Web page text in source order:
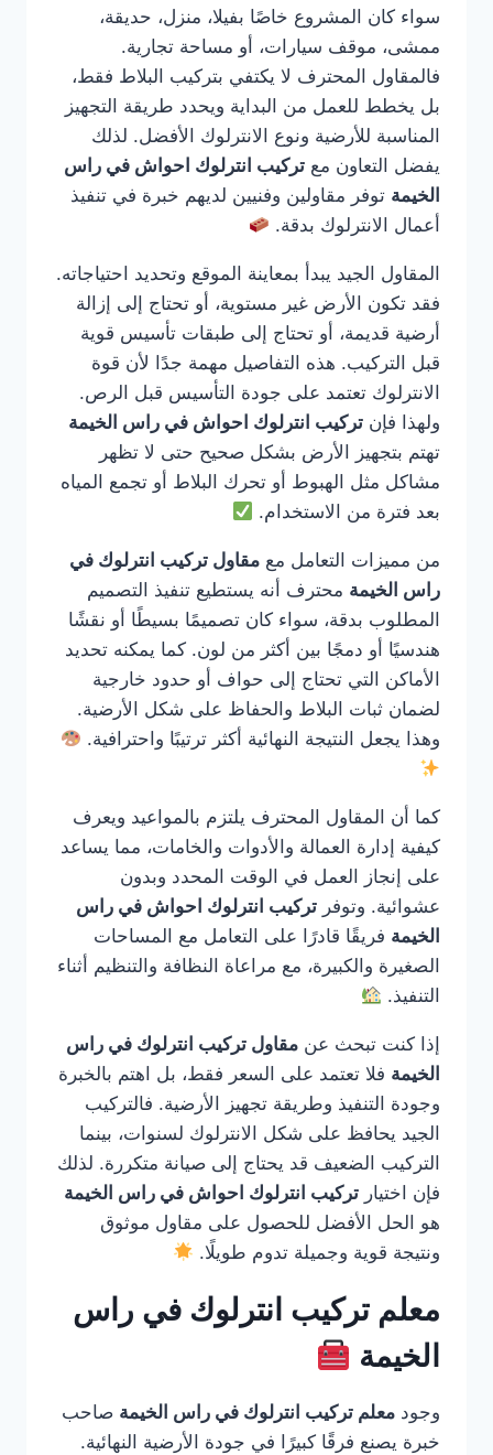
سواء كان المشروع خاصًا بفيلا، منزل، حديقة،
ممشى، موقف سيارات، أو مساحة تجارية.
فالمقاول المحترف لا يكتفي بتركيب البلاط فقط،
بل يخطط للعمل من البداية ويحدد طريقة التجهيز
المناسبة للأرضية ونوع الانترلوك الأفضل. لذلك
يفضل التعاون مع تركيب انترلوك احواش في راس
الخيمة توفر مقاولين وفنيين لديهم خبرة في تنفيذ
أعمال الانترلوك بدقة.
المقاول الجيد يبدأ بمعاينة الموقع وتحديد احتياجاته.
فقد تكون الأرض غير مستوية، أو تحتاج إلى إزالة
أرضية قديمة، أو تحتاج إلى طبقات تأسيس قوية
قبل التركيب. هذه التفاصيل مهمة جدًا لأن قوة
الانترلوك تعتمد على جودة التأسيس قبل الرص.
ولهذا فإن تركيب انترلوك احواش في راس الخيمة
تهتم بتجهيز الأرض بشكل صحيح حتى لا تظهر
مشاكل مثل الهبوط أو تحرك البلاط أو تجمع المياه
بعد فترة من الاستخدام.
من مميزات التعامل مع مقاول تركيب انترلوك في
راس الخيمة محترف أنه يستطيع تنفيذ التصميم
المطلوب بدقة، سواء كان تصميمًا بسيطًا أو نقشًا
هندسيًا أو دمجًا بين أكثر من لون. كما يمكنه تحديد
الأماكن التي تحتاج إلى حواف أو حدود خارجية
لضمان ثبات البلاط والحفاظ على شكل الأرضية.
وهذا يجعل النتيجة النهائية أكثر ترتيبًا واحترافية.
كما أن المقاول المحترف يلتزم بالمواعيد ويعرف
كيفية إدارة العمالة والأدوات والخامات، مما يساعد
على إنجاز العمل في الوقت المحدد وبدون
عشوائية. وتوفر تركيب انترلوك احواش في راس
الخيمة فريقًا قادرًا على التعامل مع المساحات
الصغيرة والكبيرة، مع مراعاة النظافة والتنظيم أثناء
التنفيذ.
إذا كنت تبحث عن مقاول تركيب انترلوك في راس
الخيمة فلا تعتمد على السعر فقط، بل اهتم بالخبرة
وجودة التنفيذ وطريقة تجهيز الأرضية. فالتركيب
الجيد يحافظ على شكل الانترلوك لسنوات، بينما
التركيب الضعيف قد يحتاج إلى صيانة متكررة. لذلك
فإن اختيار تركيب انترلوك احواش في راس الخيمة
هو الحل الأفضل للحصول على مقاول موثوق
ونتيجة قوية وجميلة تدوم طويلًا.
معلم تركيب انترلوك في راس
الخيمة
وجود معلم تركيب انترلوك في راس الخيمة صاحب
خبرة يصنع فرقًا كبيرًا في جودة الأرضية النهائية.